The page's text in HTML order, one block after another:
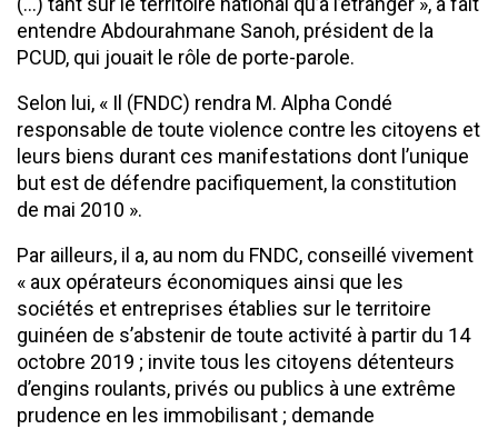
entendre Abdourahmane Sanoh, président de la
PCUD, qui jouait le rôle de porte-parole.
Selon lui, « Il (FNDC) rendra M. Alpha Condé
responsable de toute violence contre les citoyens et
leurs biens durant ces manifestations dont l’unique
but est de défendre pacifiquement, la constitution
de mai 2010 ».
Par ailleurs, il a, au nom du FNDC, conseillé vivement
« aux opérateurs économiques ainsi que les
sociétés et entreprises établies sur le territoire
guinéen de s’abstenir de toute activité à partir du 14
octobre 2019 ; invite tous les citoyens détenteurs
d’engins roulants, privés ou publics à une extrême
prudence en les immobilisant ; demande